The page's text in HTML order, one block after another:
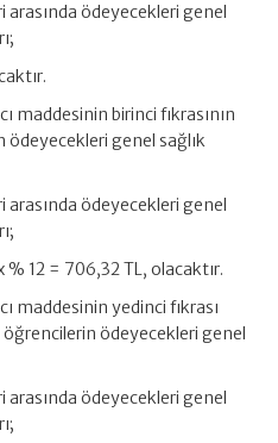
ödeyecekleri genel
maddesinin birinci fıkrasının
ödeyecekleri genel sağlık
ödeyecekleri genel
12 = 706,32 TL, olacaktır.
maddesinin yedinci fıkrası
ödeyecekleri genel
ödeyecekleri genel